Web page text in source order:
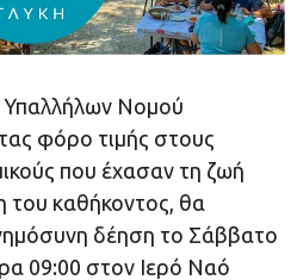
Νομού
φόρο τιμής στους
που έχασαν τη ζωή
του καθήκοντος, θα
δέηση το Σάββατο
09:00 στον Ιερό Ναό